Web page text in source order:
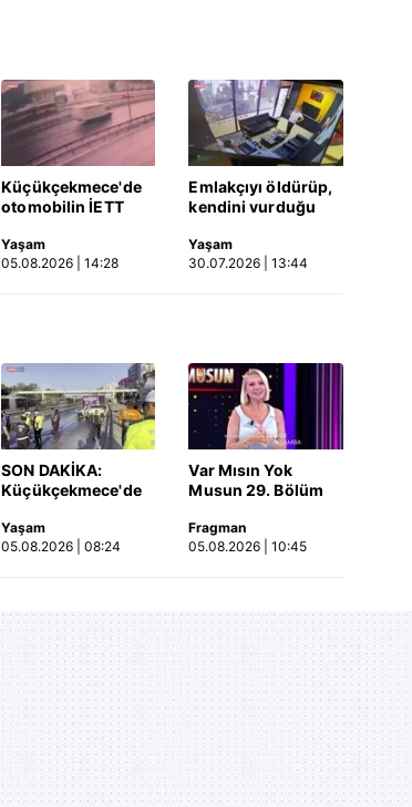
Küçükçekmece'de
otomobilin İETT
kaza kamerada |
Video
Yaşam
05.08.2026 | 14:28
Emlakçıyı öldürüp,
kendini vurduğu
ortaya çıktı | Video
Yaşam
30.07.2026 | 13:44
SON DAKİKA:
Küçükçekmece'de
Otomobil, İETT
otobüsüne çarptı: 3
Yaşam
05.08.2026 | 08:24
Var Mısın Yok
Musun 29. Bölüm
yayınlandı | Video
Fragman
05.08.2026 | 10:45